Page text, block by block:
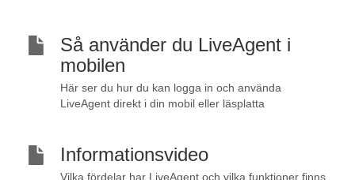
Så använder du LiveAgent i
mobilen
Här ser du hur du kan logga in och använda
LiveAgent direkt i din mobil eller läsplatta
Informationsvideo
Vilka fördelar har LiveAgent och vilka funktioner finns